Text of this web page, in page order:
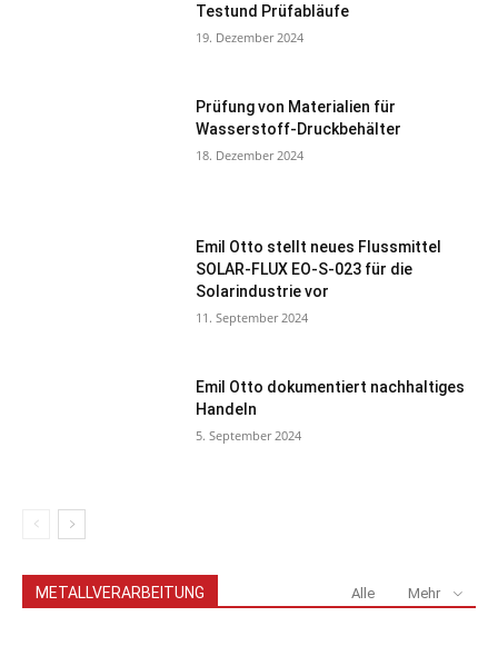
Testund Prüfabläufe
19. Dezember 2024
Prüfung von Materialien für
Wasserstoff-Druckbehälter
18. Dezember 2024
Emil Otto stellt neues Flussmittel
SOLAR-FLUX EO-S-023 für die
Solarindustrie vor
11. September 2024
Emil Otto dokumentiert nachhaltiges
Handeln
5. September 2024
METALLVERARBEITUNG Alle Mehr